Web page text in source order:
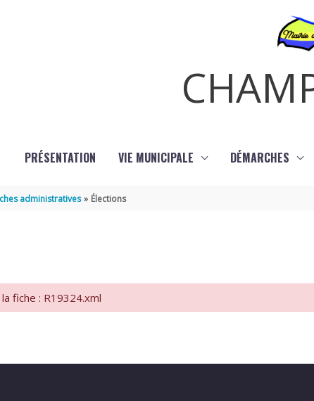
PRÉSENTATION VIE MUNICIPALE DÉMARCHES
administratives Élections
fiche : R19324.xml